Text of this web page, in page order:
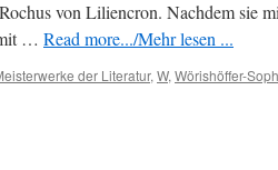
von Liliencron. Nachdem sie
… Read more.../Mehr lesen ...
der Literatur, W, Wörishöffer-